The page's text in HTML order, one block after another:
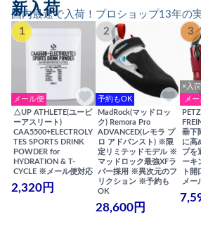
国内最速で入荷！プロショップ13年の
新入荷
1
メール便
△UP ATHLETE(ユーピ
ーアスリート)
CAA5500+ELECTROLY
TES SPORTS DRINK
POWDER for
HYDRATION & T-
CYCLE ※メール便対応
2,320円
2
予約もOK
MadRock(マッドロッ
ク) Remora Pro
ADVANCED(レモラ プ
ロ アドバンスト) ※限
定リミテッドモデル ※
マッドロック最強XFラ
バー採用 ※異次元のフ
リクション ※予約も
OK
28,600円
3
×入
メ
垂下
に高
プを
ーキ
ト
メー